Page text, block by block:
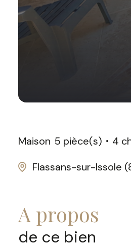
Maison 5 pièce(s) 4
Flassans-sur-Issole
a propos
de ce bien